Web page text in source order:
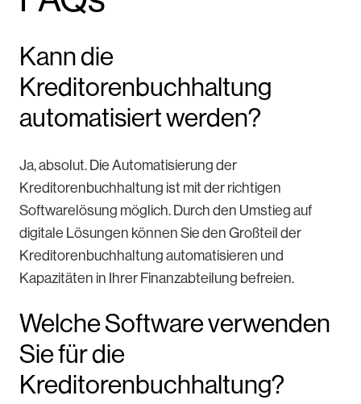
Kann die
Kreditorenbuchhaltung
automatisiert werden?
Ja, absolut. Die Automatisierung der
Kreditorenbuchhaltung ist mit der richtigen
Softwarelösung möglich. Durch den Umstieg auf
digitale Lösungen können Sie den Großteil der
Kreditorenbuchhaltung automatisieren und
Kapazitäten in Ihrer Finanzabteilung befreien.
Welche Software verwenden
Sie für die
Kreditorenbuchhaltung?